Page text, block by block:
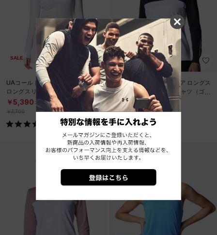
SALE
UAコールドギア コンプレッション
ロングスリーブ モックネック シャ
ツ（ゴルフ/WOMEN）
￥5,390 30%OFF
￥7,700
SALE
UAドライブ コールドギア ロングス
リーブ モックネック シャツ（ゴル
フ/WOMEN）
￥9,086
30%OFF
￥12,980